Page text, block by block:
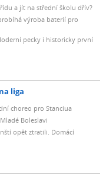
a jít na střední školu dřív?
výroba baterií pro
pecky i historicky první
liga
choreo pro Stanciua
Boleslavi
opět ztratili. Domácí